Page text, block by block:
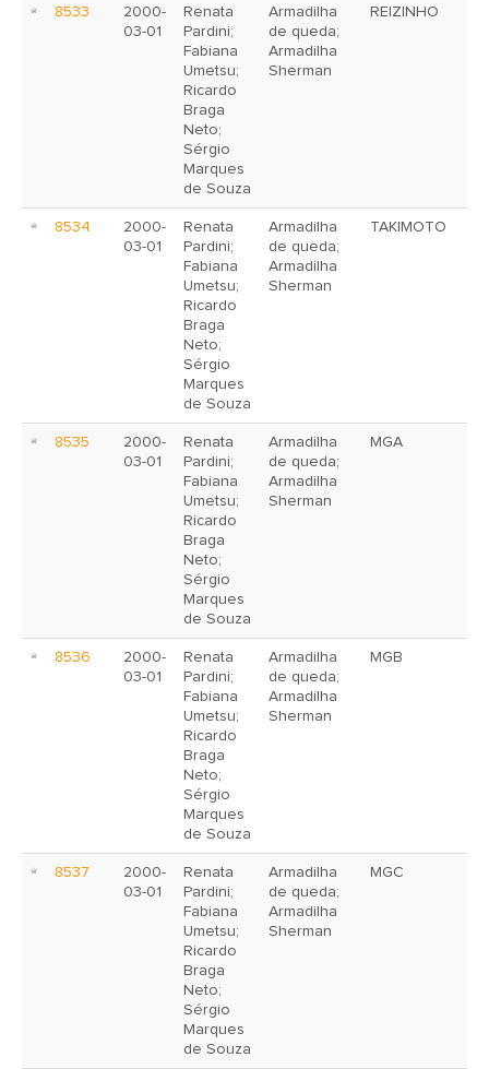
8533
2000-
03-01
Renata
Pardini;
Fabiana
Umetsu;
Ricardo
Braga
Neto;
Sérgio
Marques
de Souza
Armadilha
de queda;
Armadilha
Sherman
REIZINHO
8534
2000-
03-01
Renata
Pardini;
Fabiana
Umetsu;
Ricardo
Braga
Neto;
Sérgio
Marques
de Souza
Armadilha
de queda;
Armadilha
Sherman
TAKIMOTO
8535
2000-
03-01
Renata
Pardini;
Fabiana
Umetsu;
Ricardo
Braga
Neto;
Sérgio
Marques
de Souza
Armadilha
de queda;
Armadilha
Sherman
MGA
8536
2000-
03-01
Renata
Pardini;
Fabiana
Umetsu;
Ricardo
Braga
Neto;
Sérgio
Marques
de Souza
Armadilha
de queda;
Armadilha
Sherman
MGB
8537
2000-
03-01
Renata
Pardini;
Fabiana
Umetsu;
Ricardo
Braga
Neto;
Sérgio
Marques
de Souza
Armadilha
de queda;
Armadilha
Sherman
MGC